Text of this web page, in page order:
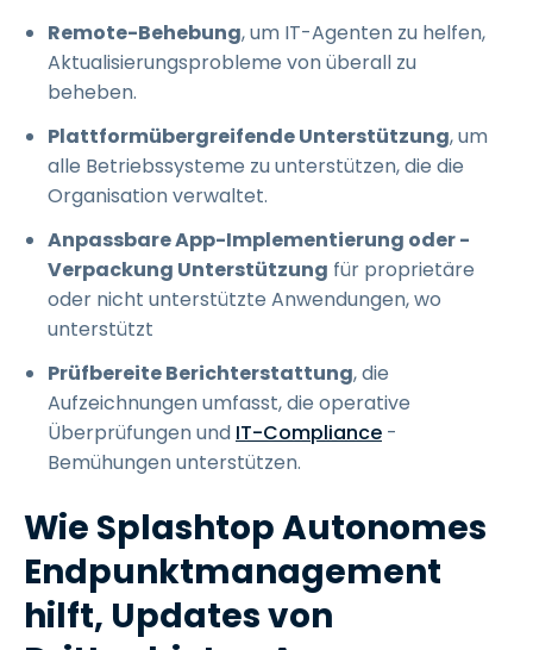
Remote-Behebung, um IT-Agenten zu helfen,
Aktualisierungsprobleme von überall zu
beheben.
Plattformübergreifende Unterstützung, um
alle Betriebssysteme zu unterstützen, die die
Organisation verwaltet.
Anpassbare App-Implementierung oder -
Verpackung Unterstützung für proprietäre
oder nicht unterstützte Anwendungen, wo
unterstützt
Prüfbereite Berichterstattung, die
Aufzeichnungen umfasst, die operative
Überprüfungen und IT-Compliance -
Bemühungen unterstützen.
Wie Splashtop Autonomes
Endpunktmanagement
hilft, Updates von